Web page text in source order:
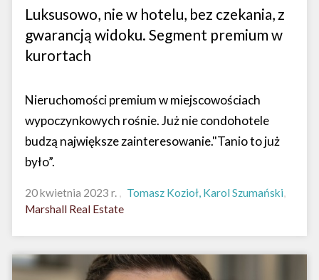
Luksusowo, nie w hotelu, bez czekania, z
gwarancją widoku. Segment premium w
kurortach
Nieruchomości premium w miejscowościach
wypoczynkowych rośnie. Już nie condohotele
budzą największe zainteresowanie."Tanio to już
było”.
20 kwietnia 2023 r.
Tomasz Kozioł, Karol Szumański
Marshall Real Estate